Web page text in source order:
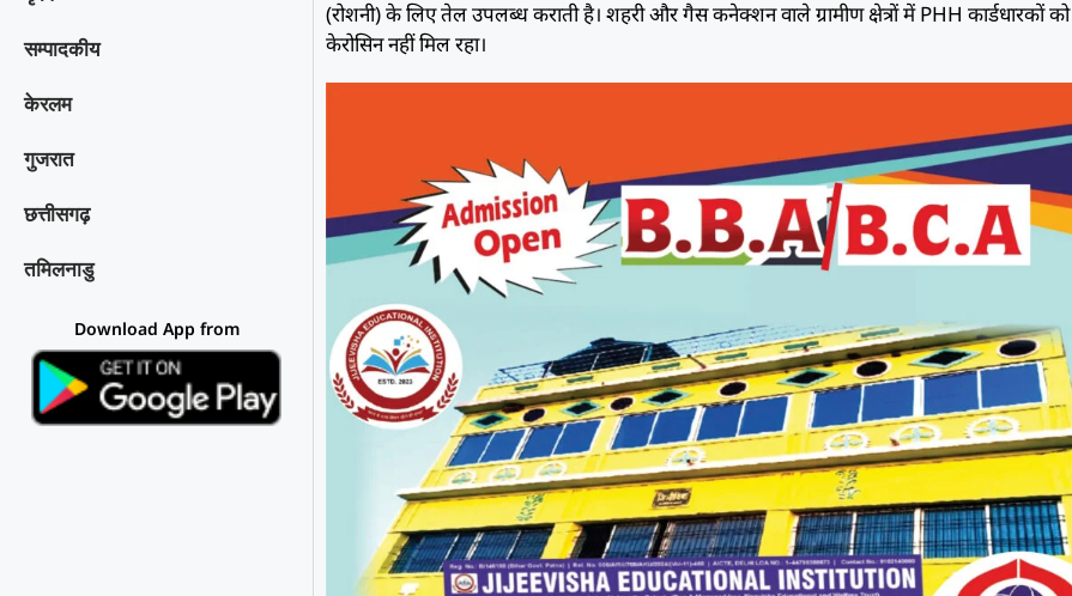
सम्पादकीय
केरलम
गुजरात
छत्तीसगढ़
तमिलनाडु
Download App from
(रोशनी) के लिए तेल उपलब्ध कराती है। शहरी और गैस कनेक्शन वाले ग्रामीण क्षेत्रों में PHH कार्डधारकों को
केरोसिन नहीं मिल रहा।